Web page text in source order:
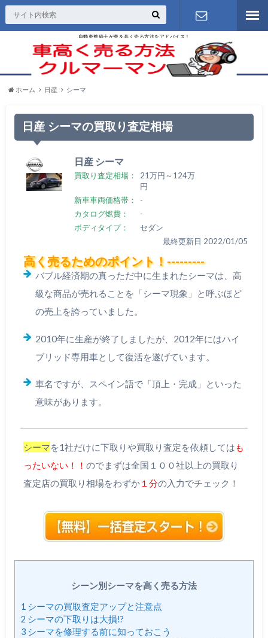
自動車整備士が車を高く売る方法をアドバイス！
お問い合わ
せ
ホーム 日産 シーマ
日産 シーマの買取り査定相場
日産 シーマ
買取り査定相場：
21万円～124万
円
新車車両価格帯：
-
カタログ燃費：
-
ボディタイプ：
セダン
最終更新日 2022/01/05
高く売るためのポイント！---------
バブル経済期の真っただ中に生まれたシーマは、高
級な商品が売れることを「シーマ現象」と呼ぶほど
の売上を誇っていました。
2010年に生産が終了しましたが、2012年にはハイ
ブリッド専用車として復活を遂げています。
車名ですが、スペイン語で「頂上・完成」といった
意味があります。
シーマを1社だけに下取りや買取り査定を依頼してはも
ったいない！！ のでまずは全国１００社以上の買取り
査定店の買取り相場をわずか１分の入力でチェック！
シーン別シーマを高く売る方法
1 シーマの買取査定アップと注意点
2 シーマの下取りは大損!?
3シーマを修理する前に知っておこう